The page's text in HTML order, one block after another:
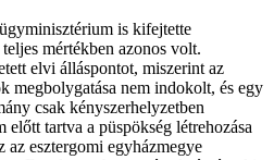
is kifejtette
mértékben azonos volt.
elvi álláspontot, miszerint az
megbolygatása nem indokolt, és egy
csak kényszerhelyzetben
tartva a püspökség létrehozása
az esztergomi egyházmegye